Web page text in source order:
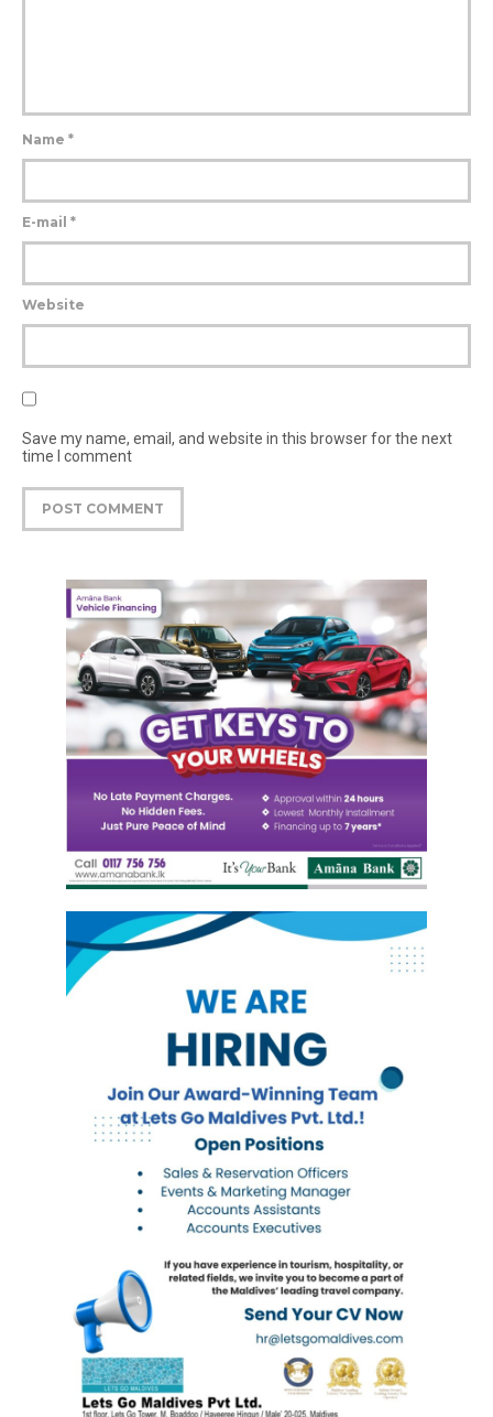
Name *
E-mail *
Website
Save my name, email, and website in this browser for the next
time I comment